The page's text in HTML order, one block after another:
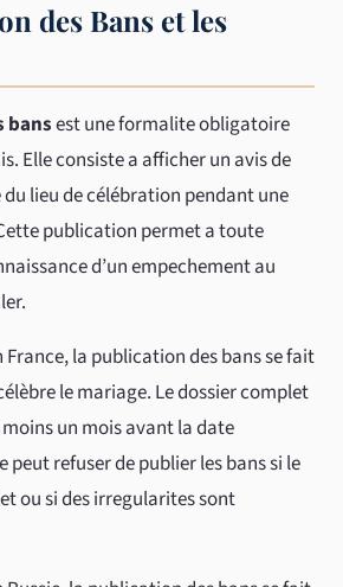
des Bans et les
bansest une formalite obligatoire
Elle consiste a afficher un avis de
lieu de célébration pendant une
publication permet a toute
d’un empechement au
la publication des bans se fait
le mariage. Le dossier complet
un mois avant la date
peut refuser de publier les bans si le
ou si des irregularites sont